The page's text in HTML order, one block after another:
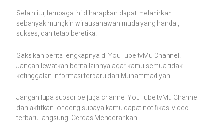
Selain itu, lembaga ini diharapkan dapat melahirkan
sebanyak mungkin wirausahawan muda yang handal,
sukses, dan tetap beretika.
Saksikan berita lengkapnya di YouTube tvMu Channel.
Jangan lewatkan berita lainnya agar kamu semua tidak
ketinggalan informasi terbaru dari Muhammadiyah.
Jangan lupa subscribe juga channel YouTube tvMu Channel
dan aktifkan lonceng supaya kamu dapat notifikasi video
terbaru langsung. Cerdas Mencerahkan.